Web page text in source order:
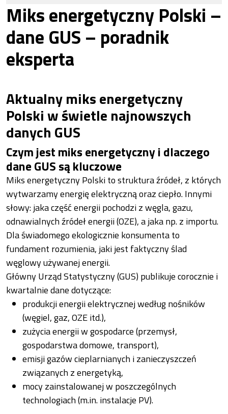
Miks energetyczny Polski –
dane GUS – poradnik
eksperta
Aktualny miks energetyczny
Polski w świetle najnowszych
danych GUS
Czym jest miks energetyczny i dlaczego
dane GUS są kluczowe
Miks energetyczny Polski to struktura źródeł, z których
wytwarzamy energię elektryczną oraz ciepło. Innymi
słowy: jaka część energii pochodzi z węgla, gazu,
odnawialnych źródeł energii (OZE), a jaka np. z importu.
Dla świadomego ekologicznie konsumenta to
fundament rozumienia, jaki jest faktyczny ślad
węglowy używanej energii.
Główny Urząd Statystyczny (GUS) publikuje corocznie i
kwartalnie dane dotyczące:
produkcji energii elektrycznej według nośników
(węgiel, gaz, OZE itd.),
zużycia energii w gospodarce (przemysł,
gospodarstwa domowe, transport),
emisji gazów cieplarnianych i zanieczyszczeń
związanych z energetyką,
mocy zainstalowanej w poszczególnych
technologiach (m.in. instalacje PV).